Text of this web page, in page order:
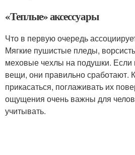
«Теплые» аксессуары
Что в первую очередь
Мягкие пушистые пледы,
меховые чехлы на подушки. Если
вещи, они правильно сработают.
прикасаться, поглаживать их
ощущения очень важны для
учитывать.